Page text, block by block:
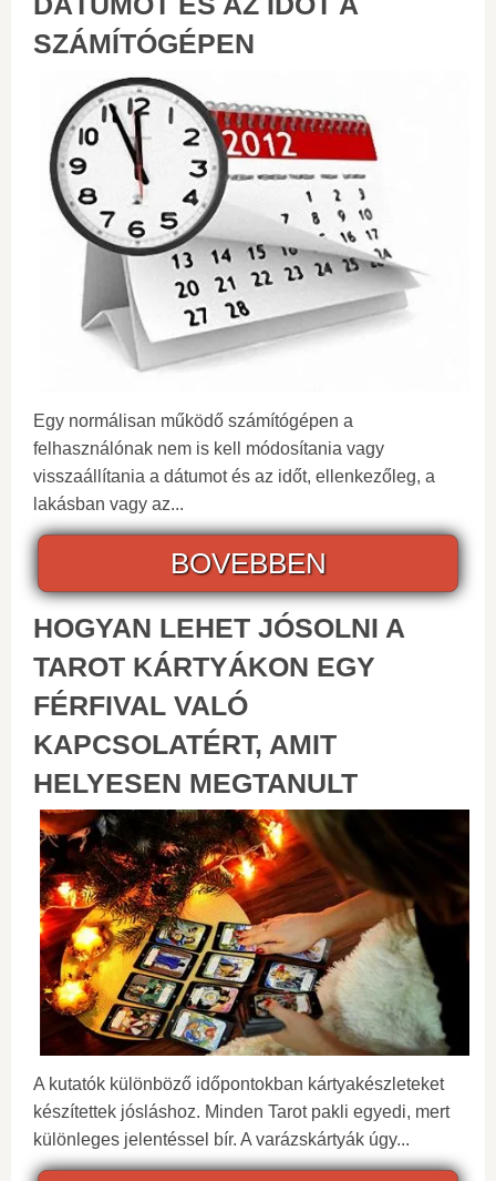
SZÁMÍTÓGÉPEN
Egy normálisan működő számítógépen a
felhasználónak nem is kell módosítania vagy
visszaállítania a dátumot és az időt, ellenkezőleg, a
lakásban vagy az...
BOVEBBEN
HOGYAN LEHET JÓSOLNI A
TAROT KÁRTYÁKON EGY
FÉRFIVAL VALÓ
KAPCSOLATÉRT, AMIT
HELYESEN MEGTANULT
A kutatók különböző időpontokban kártyakészleteket
készítettek jósláshoz. Minden Tarot pakli egyedi, mert
különleges jelentéssel bír. A varázskártyák úgy...